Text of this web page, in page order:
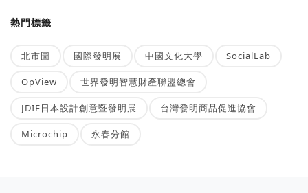
熱門標籤
北市圖 國際發明展 中國文化大學 SocialLab
OpView 世界發明智慧財產聯盟總會
JDIE日本設計創意暨發明展 台灣發明商品促進協會
Microchip 永春分館